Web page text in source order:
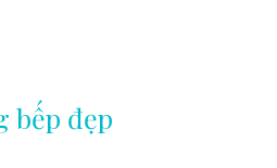
bếp đẹp